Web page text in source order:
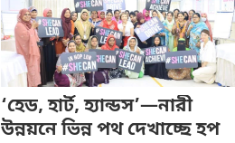
‘হেড, হার্ট, হ্যান্ডস’—নারী
উন্নয়নে ভিন্ন পথ দেখাচ্ছে হপ